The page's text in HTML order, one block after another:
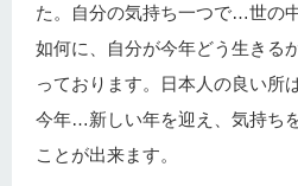
た。自分の気持ち一つで…世の
如何に、自分が今年どう生き
っております。日本人の良い所
今年…新しい年を迎え、気持ち
ことが出来ます。